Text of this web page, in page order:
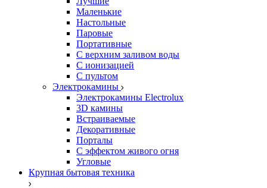
Маленькие
Настольные
Паровые
Портативные
С верхним заливом воды
С ионизацией
С пультом
Электрокамины
Электрокамины Electrolux
3D камины
Встраиваемые
Декоративные
Порталы
С эффектом живого огня
Угловые
Крупная бытовая техника